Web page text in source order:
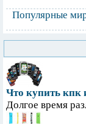
Популярные
Что купить кпк
Долгое время